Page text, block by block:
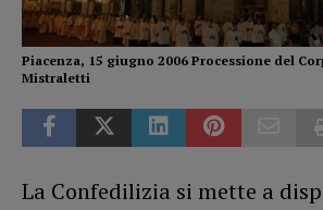
Piacenza, 15 giugno 2006 Processione del
Mistraletti
La Confedilizia si mette a